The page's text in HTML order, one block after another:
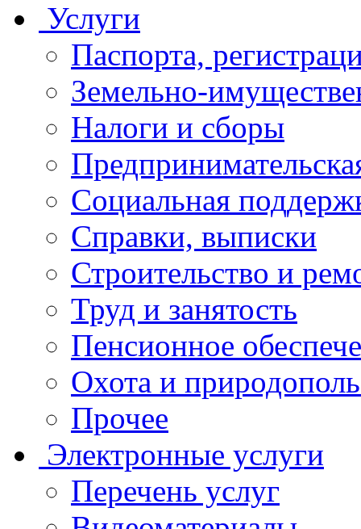
Услуги
Паспорта,
Земельно-
Налоги и сборы
Социальная
Справки, выписки
Строительство и
Труд и занятость
Пенсионное
Охота и
Прочее
Электронные услуги
Перечень услуг